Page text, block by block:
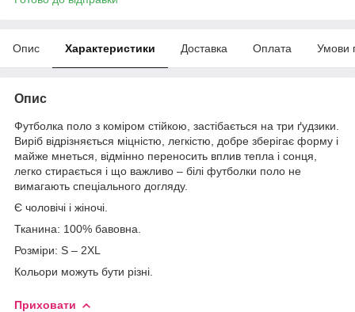
Опис Характеристики Доставка Оплата Умови
Опис
Футболка поло з коміром стійкою, застібається на три ґудзики.
Виріб відрізняється міцністю, легкістю, добре зберігає форму і
майже мнеться, відмінно переносить вплив тепла і сонця,
легко стирається і що важливо – білі футболки поло не
вимагають спеціального догляду.
Є чоловічі і жіночі.
Тканина: 100% бавовна.
Розміри: S – 2XL
Кольори можуть бути різні.
Приховати